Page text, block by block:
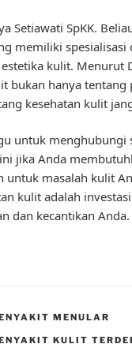
Setiawati SpKK.
memiliki spesialisasi
kulit. Menurut
bukan hanya tentang
kesehatan kulit
untuk menghubungi
jika Anda
untuk masalah kulit
kulit adalah
dan kecantikan Anda.
MENULAR
KULIT